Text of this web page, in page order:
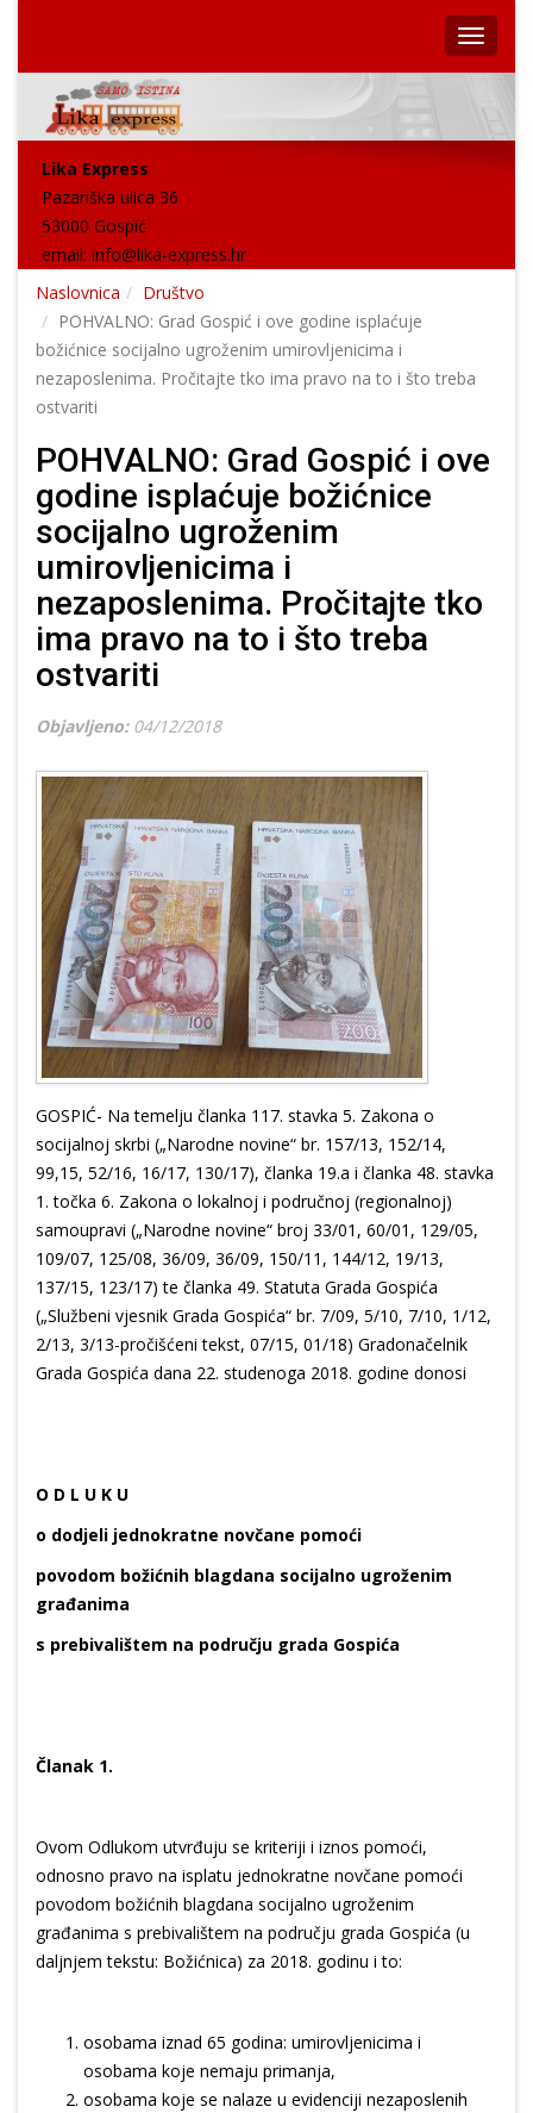
Lika Express
Pazariška ulica 36
53000 Gospić
email: info@lika-express.hr
Naslovnica
Društvo
POHVALNO: Grad Gospić i ove godine isplaćuje
božićnice socijalno ugroženim umirovljenicima i
nezaposlenima. Pročitajte tko ima pravo na to i što treba
ostvariti
POHVALNO: Grad Gospić i ove
godine isplaćuje božićnice
socijalno ugroženim
umirovljenicima i
nezaposlenima. Pročitajte tko
ima pravo na to i što treba
ostvariti
Objavljeno: 04/12/2018
GOSPIĆ- Na temelju članka 117. stavka 5. Zakona o
socijalnoj skrbi („Narodne novine“ br. 157/13, 152/14,
99,15, 52/16, 16/17, 130/17), članka 19.a i članka 48. stavka
1. točka 6. Zakona o lokalnoj i područnoj (regionalnoj)
samoupravi („Narodne novine“ broj 33/01, 60/01, 129/05,
109/07, 125/08, 36/09, 36/09, 150/11, 144/12, 19/13,
137/15, 123/17) te članka 49. Statuta Grada Gospića
(„Službeni vjesnik Grada Gospića“ br. 7/09, 5/10, 7/10, 1/12,
2/13, 3/13-pročišćeni tekst, 07/15, 01/18) Gradonačelnik
Grada Gospića dana 22. studenoga 2018. godine donosi
O D L U K U
o dodjeli jednokratne novčane pomoći
povodom božićnih blagdana socijalno ugroženim
građanima
s prebivalištem na području grada Gospića
Članak 1.
Ovom Odlukom utvrđuju se kriteriji i iznos pomoći,
odnosno pravo na isplatu jednokratne novčane pomoći
povodom božićnih blagdana socijalno ugroženim
građanima s prebivalištem na području grada Gospića (u
daljnjem tekstu: Božićnica) za 2018. godinu i to:
osobama iznad 65 godina: umirovljenicima i
osobama koje nemaju primanja,
osobama koje se nalaze u evidenciji nezaposlenih